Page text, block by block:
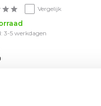
Vergelijk
3-5 werkdagen